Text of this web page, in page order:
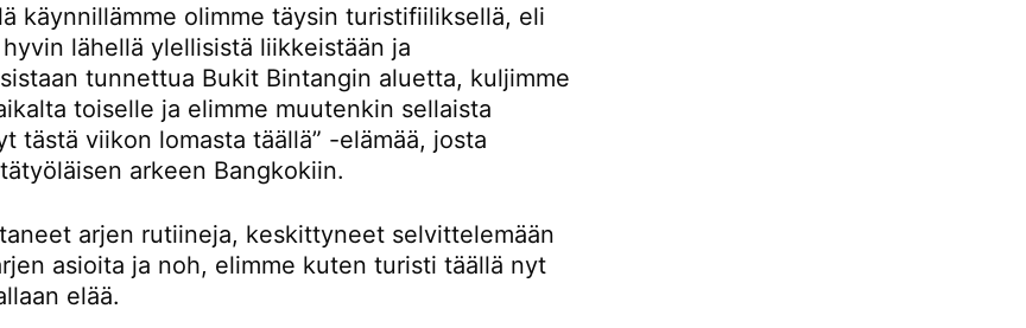
käynnillämme olimme täysin turistifiiliksellä, eli
lähellä ylellisistä liikkeistään ja
tunnettua Bukit Bintangin aluetta, kuljimme
toiselle ja elimme muutenkin sellaista
tästä viikon lomasta täällä” -elämää, josta
arkeen Bangkokiin.
arjen rutiineja, keskittyneet selvittelemään
asioita ja noh, elimme kuten turisti täällä nyt
elää.